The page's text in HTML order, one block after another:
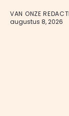
VAN ONZE
augustus 8, 2026